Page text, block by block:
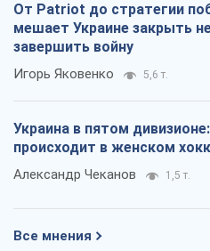
От Patriot до стратегии
мешает Украине закрыть
завершить войну
Игорь Яковенко 5,6 т.
Украина в пятом
происходит в женском
Александр Чеканов 1,5 т.
Все мнения